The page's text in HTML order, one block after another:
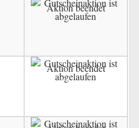
Aktion beendet
Aktion beendet